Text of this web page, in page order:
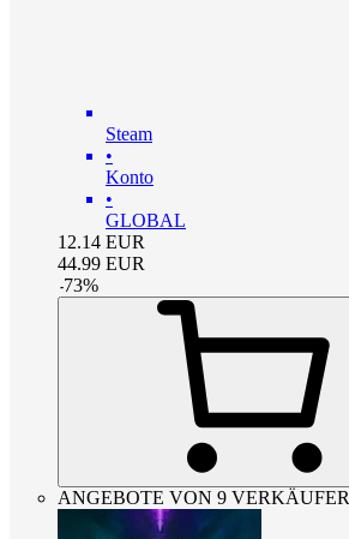
Steam
•
Konto
•
GLOBAL
12.14 EUR
44.99 EUR
-73%
ANGEBOTE VON 9 VERKÄUFER